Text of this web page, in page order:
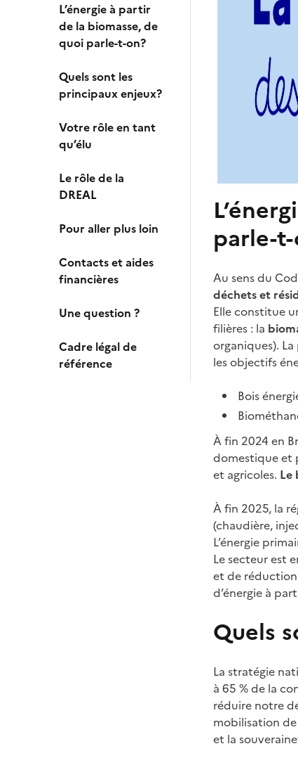
L’énergie à partir
de la biomasse, de
quoi parle-t-on?
Quels sont les
principaux enjeux?
Votre rôle en tant
qu’élu
Le rôle de la
DREAL
Pour aller plus loin
Contacts et aides
financières
Une question ?
Cadre légal de
référence
parle-
Au sens du
déchets et
Elle constitue
filières : la
organiques).
les objectifs
Bois
À fin 2024 en
domestique et
et agricoles. Le
À fin 2025, la
(chaudière,
L’énergie
Le secteur est
et de réduction
d’énergie à
Quels
La stratégie
à 65 % de la
réduire notre
mobilisation
et la